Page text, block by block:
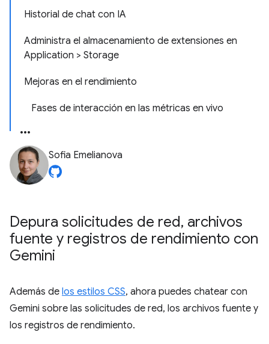
Historial de chat con IA
Administra el almacenamiento de extensiones en
Application > Storage
Mejoras en el rendimiento
Fases de interacción en las métricas en vivo
Sofia Emelianova
Depura solicitudes de red, archivos
fuente y registros de rendimiento con
Gemini
Además de los estilos CSS, ahora puedes chatear con
Gemini sobre las solicitudes de red, los archivos fuente y
los registros de rendimiento.